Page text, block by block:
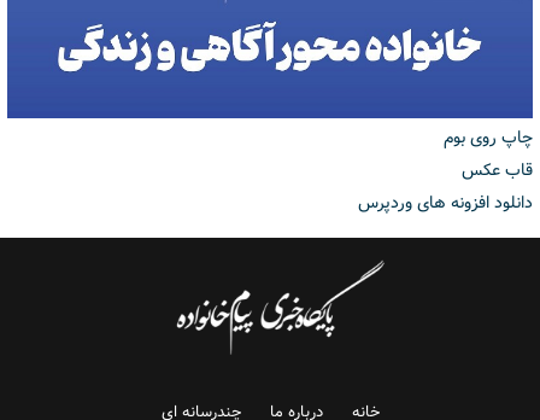
چاپ روی بوم
قاب عکس
دانلود افزونه های وردپرس
خانه درباره ما چندرسانه ای